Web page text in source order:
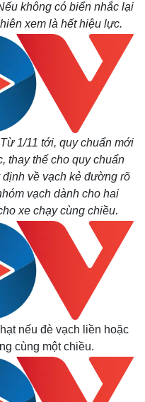
Video
Ảnh
E-Magazine
Infographic
không có biển nhắc lại
xem là hết hiệu lực.
1/11 tới, quy chuẩn mới
thay thế cho quy chuẩn
về vạch kẻ đường rõ
vạch dành cho hai
xe chạy cùng chiều.
nếu đè vạch liền hoặc
cùng một chiều.